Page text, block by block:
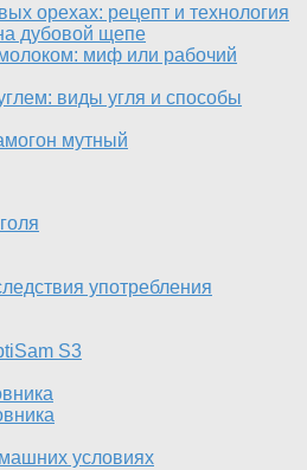
орехах: рецепт и технология
дубовой щепе
миф или рабочий
виды угля и способы
мутный
употребления
S3
условиях